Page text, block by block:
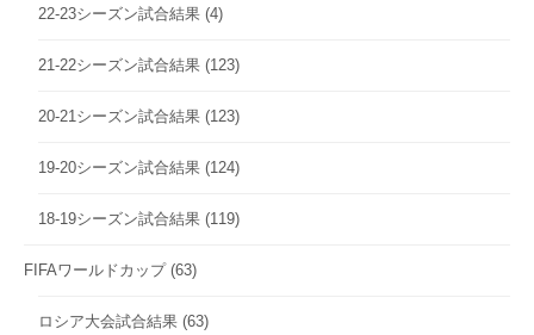
22-23シーズン試合結果 (4)
21-22シーズン試合結果 (123)
20-21シーズン試合結果 (123)
19-20シーズン試合結果 (124)
18-19シーズン試合結果 (119)
FIFAワールドカップ(63)
ロシア大会試合結果 (63)